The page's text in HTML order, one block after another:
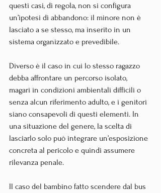
questi casi, di regola, non si configura
un’ipotesi di abbandono: il minore non è
lasciato a se stesso, ma inserito in un
sistema organizzato e prevedibile.
Diverso è il caso in cui lo stesso ragazzo
debba affrontare un percorso isolato,
magari in condizioni ambientali difficili o
senza alcun riferimento adulto, e i genitori
siano consapevoli di questi elementi. In
una situazione del genere, la scelta di
lasciarlo solo può integrare un’esposizione
concreta al pericolo e quindi assumere
rilevanza penale.
Il caso del bambino fatto scendere dal bus